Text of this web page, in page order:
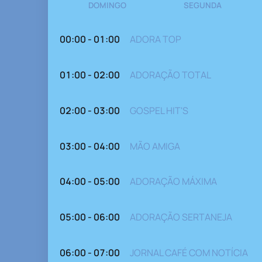
DOMINGO SEGUNDA
00:00 - 01:00 ADORA TOP
01:00 - 02:00 ADORAÇÃO TOTAL
02:00 - 03:00 GOSPEL HIT'S
03:00 - 04:00 MÃO AMIGA
04:00 - 05:00 ADORAÇÃO MÁXIMA
05:00 - 06:00 ADORAÇÃO SERTANEJA
06:00 - 07:00 JORNAL CAFÉ COM NOTÍCIA